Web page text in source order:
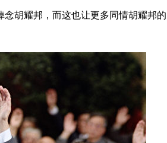
胡耀邦，而这也让更多同情胡耀邦的